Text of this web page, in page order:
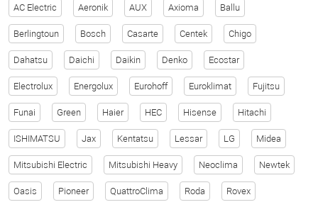
AC Electric Aeronik AUX Axioma Ballu
Berlingtoun Bosch Casarte Centek Chigo
Dahatsu Daichi Daikin Denko Ecostar
Electrolux Energolux Eurohoff Euroklimat Fujitsu
Funai Green Haier HEC Hisense Hitachi
ISHIMATSU Jax Kentatsu Lessar LG Midea
Mitsubishi Electric Mitsubishi Heavy Neoclima Newtek
Oasis Pioneer QuattroClima Roda Rovex